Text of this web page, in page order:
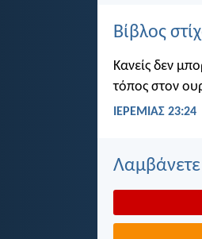
Βίβλος
Κανείς δεν
τόπος στον
ΙΕΡΕΜΙΑΣ 23:24
Λαμβάνετε